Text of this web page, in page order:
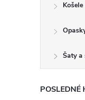
Košele
Šaty a
POSLEDNÉ